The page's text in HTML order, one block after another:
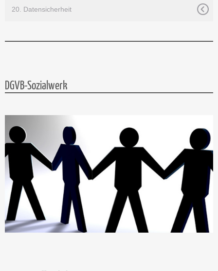
20. Datensicherheit
DGVB-Sozialwerk